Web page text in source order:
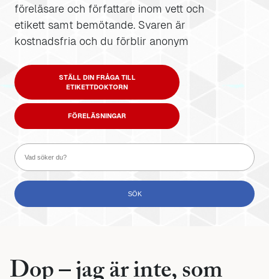
föreläsare och författare inom vett och
etikett samt bemötande. Svaren är
kostnadsfria och du förblir anonym
STÄLL DIN FRÅGA TILL
ETIKETTDOKTORN
FÖRELÄSNINGAR